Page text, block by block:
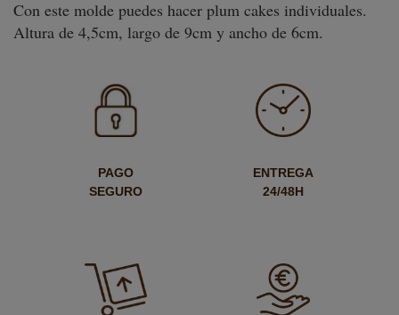
Con este molde puedes hacer plum cakes individuales.
Altura de 4,5cm, largo de 9cm y ancho de 6cm.
PAGO
SEGURO
ENTREGA
24/48H